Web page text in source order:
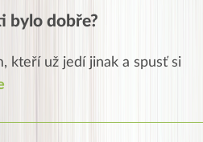
bylo dobře?
kteří už jedí jinak a spusť si